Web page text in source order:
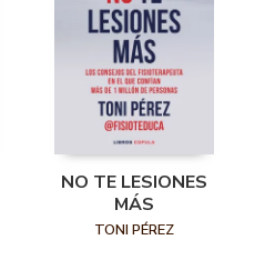
NO TE LESIONES
MÁS
TONI PÉREZ